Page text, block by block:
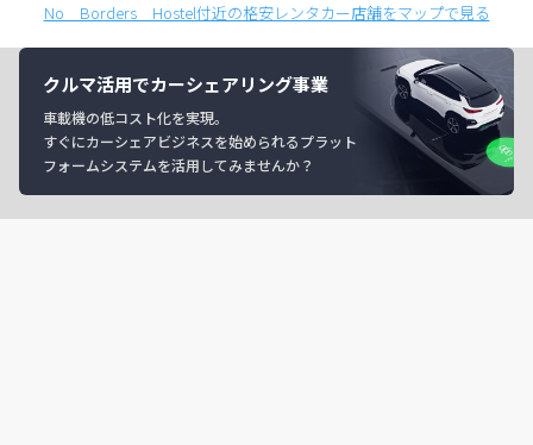
No Borders Hostel付近の格安レンタカー店舗をマップで見る
クルマ活用でカーシェアリング事業
車載機の低コスト化を実現。
すぐにカーシェアビジネスを始められるプラット
フォームシステムを活用してみませんか？